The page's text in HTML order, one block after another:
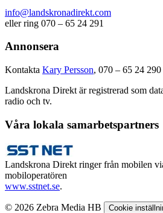
info@landskronadirekt.com
eller ring 070 – 65 24 291
Annonsera
Kontakta Kary Persson, 070 – 65 24 290
Landskrona Direkt är registrerad som
radio och tv.
Våra lokala samarbetspartners
Landskrona Direkt ringer från mobilen
mobiloperatören
www.sstnet.se.
© 2026 Zebra Media HB Cookie